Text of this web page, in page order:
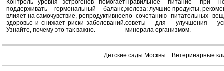
Контроль уровня эстрогенов помогает
поддерживать гормональный баланс,
влияет на самочувствие, репродуктивное
здоровье и снижает риски заболеваний.
Узнайте, почему это так важно.
Правильное питание при
железа: лучшие продукты,
по сочетанию питательных
советы для улучшения
минерала организмом.
Детские сады Москвы :: Ветеринарные